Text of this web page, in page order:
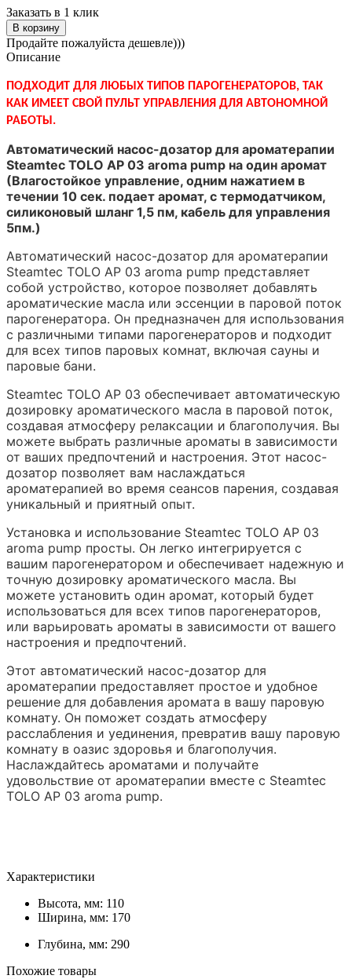
Заказать в 1 клик
В корзину
Продайте пожалуйста дешевле)))
Описание
ПОДХОДИТ ДЛЯ ЛЮБЫХ ТИПОВ ПАРОГЕНЕРАТОРОВ, ТАК
КАК ИМЕЕТ СВОЙ ПУЛЬТ УПРАВЛЕНИЯ ДЛЯ АВТОНОМНОЙ
РАБОТЫ.
Автоматический насос-дозатор для ароматерапии
Steamtec TOLO AP 03 aroma pump на один аромат
(Влагостойкое управление, одним нажатием в
течении 10 сек. подает аромат, с термодатчиком,
силиконовый шланг 1,5 пм, кабель для управления
5пм.)
Автоматический насос-дозатор для ароматерапии
Steamtec TOLO AP 03 aroma pump представляет
собой устройство, которое позволяет добавлять
ароматические масла или эссенции в паровой поток
парогенератора. Он предназначен для использования
с различными типами парогенераторов и подходит
для всех типов паровых комнат, включая сауны и
паровые бани.
Steamtec TOLO AP 03 обеспечивает автоматическую
дозировку ароматического масла в паровой поток,
создавая атмосферу релаксации и благополучия. Вы
можете выбрать различные ароматы в зависимости
от ваших предпочтений и настроения. Этот насос-
дозатор позволяет вам наслаждаться
ароматерапией во время сеансов парения, создавая
уникальный и приятный опыт.
Установка и использование Steamtec TOLO AP 03
aroma pump просты. Он легко интегрируется с
вашим парогенератором и обеспечивает надежную и
точную дозировку ароматического масла. Вы
можете установить один аромат, который будет
использоваться для всех типов парогенераторов,
или варьировать ароматы в зависимости от вашего
настроения и предпочтений.
Этот автоматический насос-дозатор для
ароматерапии предоставляет простое и удобное
решение для добавления аромата в вашу паровую
комнату. Он поможет создать атмосферу
расслабления и уединения, превратив вашу паровую
комнату в оазис здоровья и благополучия.
Наслаждайтесь ароматами и получайте
удовольствие от ароматерапии вместе с Steamtec
TOLO AP 03 aroma pump.
Характеристики
Высота, мм: 110
Ширина, мм: 170
Глубина, мм: 290
Похожие товары